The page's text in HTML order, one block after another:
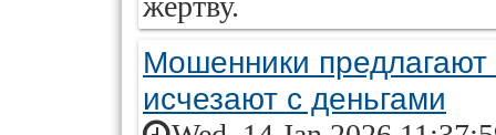
Мошенники
исчезают с деньгами